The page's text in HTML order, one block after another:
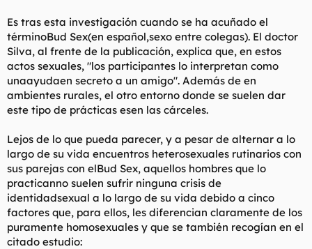
Es tras esta investigación cuando se ha acuñado el
términoBud Sex(en español,sexo entre colegas). El doctor
Silva, al frente de la publicación, explica que, en estos
actos sexuales, "los participantes lo interpretan como
unaayudaen secreto a un amigo". Además de en
ambientes rurales, el otro entorno donde se suelen dar
este tipo de prácticas esen las cárceles.
Lejos de lo que pueda parecer, y a pesar de alternar a lo
largo de su vida encuentros heterosexuales rutinarios con
sus parejas con elBud Sex, aquellos hombres que lo
practicanno suelen sufrir ninguna crisis de
identidadsexual a lo largo de su vida debido a cinco
factores que, para ellos, les diferencian claramente de los
puramente homosexuales y que se también recogían en el
citado estudio: